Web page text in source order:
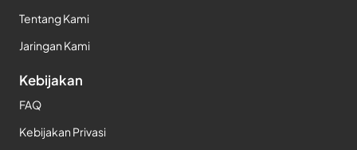
Tentang Kami
Jaringan Kami
Kebijakan
FAQ
Kebijakan Privasi